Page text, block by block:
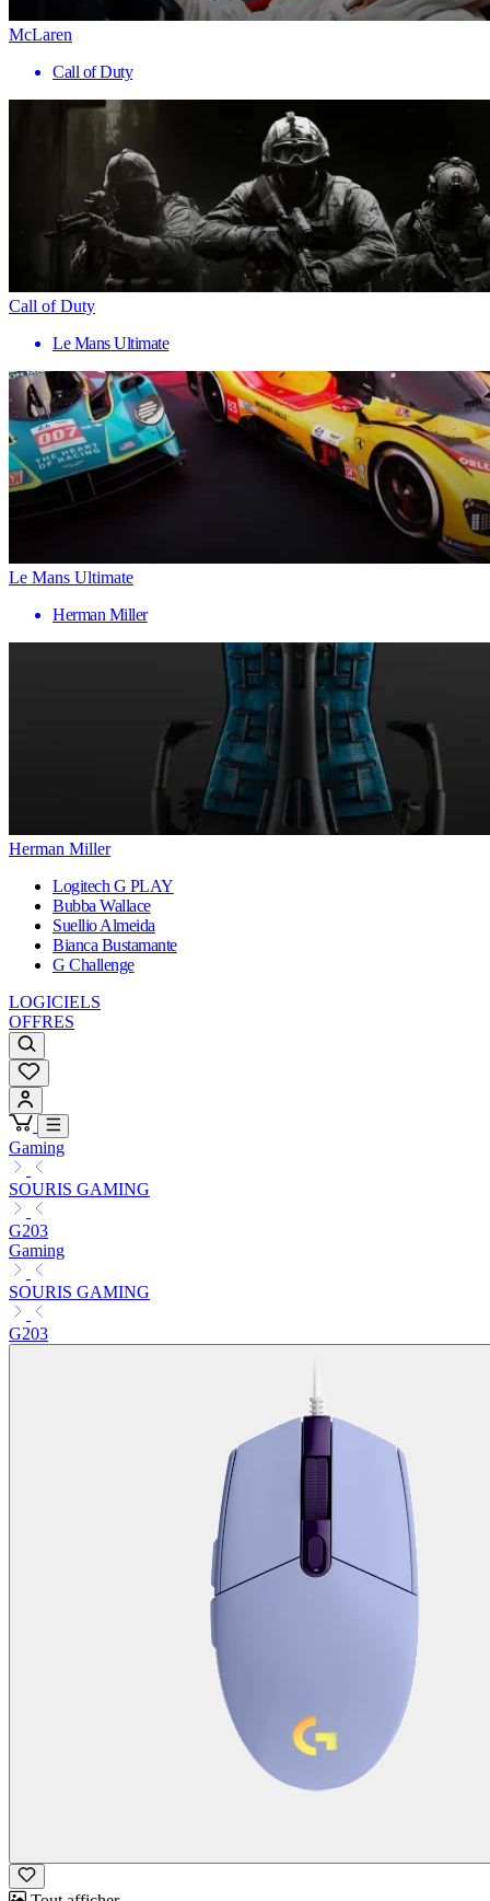
McLaren
Call of Duty
Call of Duty
Le Mans Ultimate
Le Mans Ultimate
Herman Miller
Herman Miller
Logitech G PLAY
Bubba Wallace
Suellio Almeida
Bianca Bustamante
G Challenge
LOGICIELS
OFFRES
Gaming
SOURIS GAMING
G203
Gaming
SOURIS GAMING
G203